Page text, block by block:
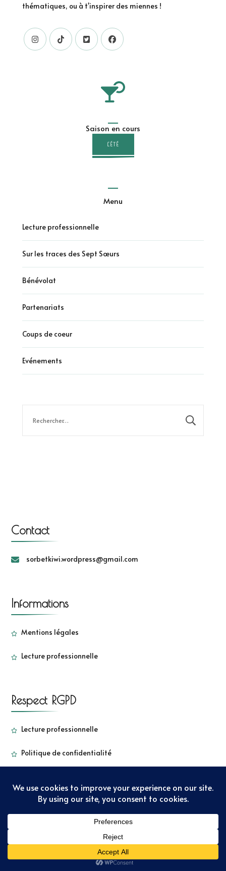
thématiques, ou à t'inspirer des miennes !
Saison en cours
L'ÉTÉ
Menu
Lecture professionnelle
Sur les traces des Sept Sœurs
Bénévolat
Partenariats
Coups de coeur
Evénements
Contact
sorbetkiwi.wordpress@gmail.com
Informations
Mentions légales
Lecture professionnelle
Respect RGPD
Lecture professionnelle
Politique de confidentialité
Copyright - Sorbetkiwi - 2022
confidentialité
Copyright – Sorbet Kiwi – 2022